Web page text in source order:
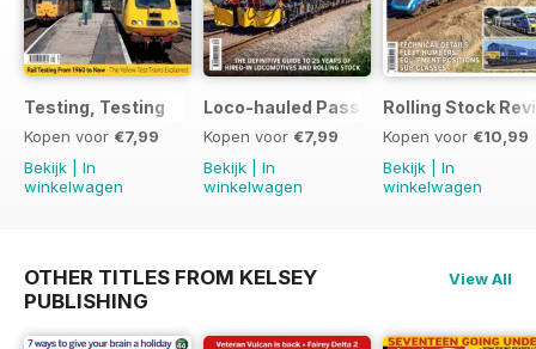
Testing, Testing
Kopen voor €7,99
Bekijk
In
winkelwagen
Loco-hauled Passenger Trains
Kopen voor €7,99
Bekijk
In
winkelwagen
Rolling Stock
Kopen voor €10,99
Bekijk
In
winkelwagen
OTHER TITLES FROM KELSEY
PUBLISHING
View All